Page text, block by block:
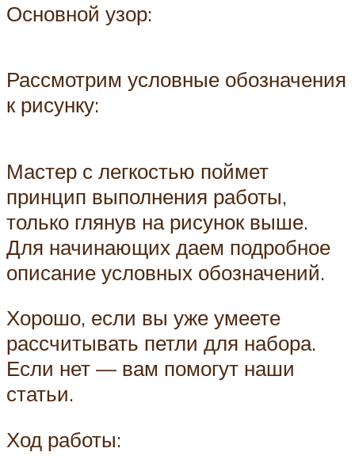
Основной узор:
Рассмотрим условные обозначения
к рисунку:
Мастер с легкостью поймет
принцип выполнения работы,
только глянув на рисунок выше.
Для начинающих даем подробное
описание условных обозначений.
Хорошо, если вы уже умеете
рассчитывать петли для набора.
Если нет — вам помогут наши
статьи.
Ход работы: